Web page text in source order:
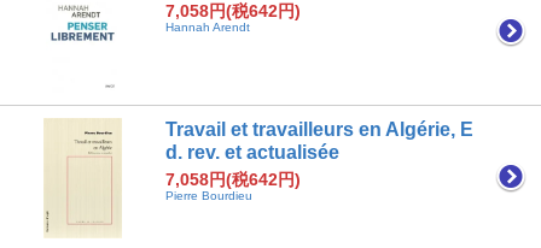
7,058円(税642円)
Hannah Arendt
Travail et travailleurs en Algérie, E
d. rev. et actualisée
7,058円(税642円)
Pierre Bourdieu